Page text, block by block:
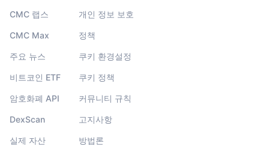
CMC 랩스
CMC Max
주요 뉴스
비트코인 ETF
암호화폐 API
DexScan
실제 자산
개인 정보 보호
정책
쿠키 환경설정
쿠키 정책
커뮤니티 규칙
고지사항
방법론